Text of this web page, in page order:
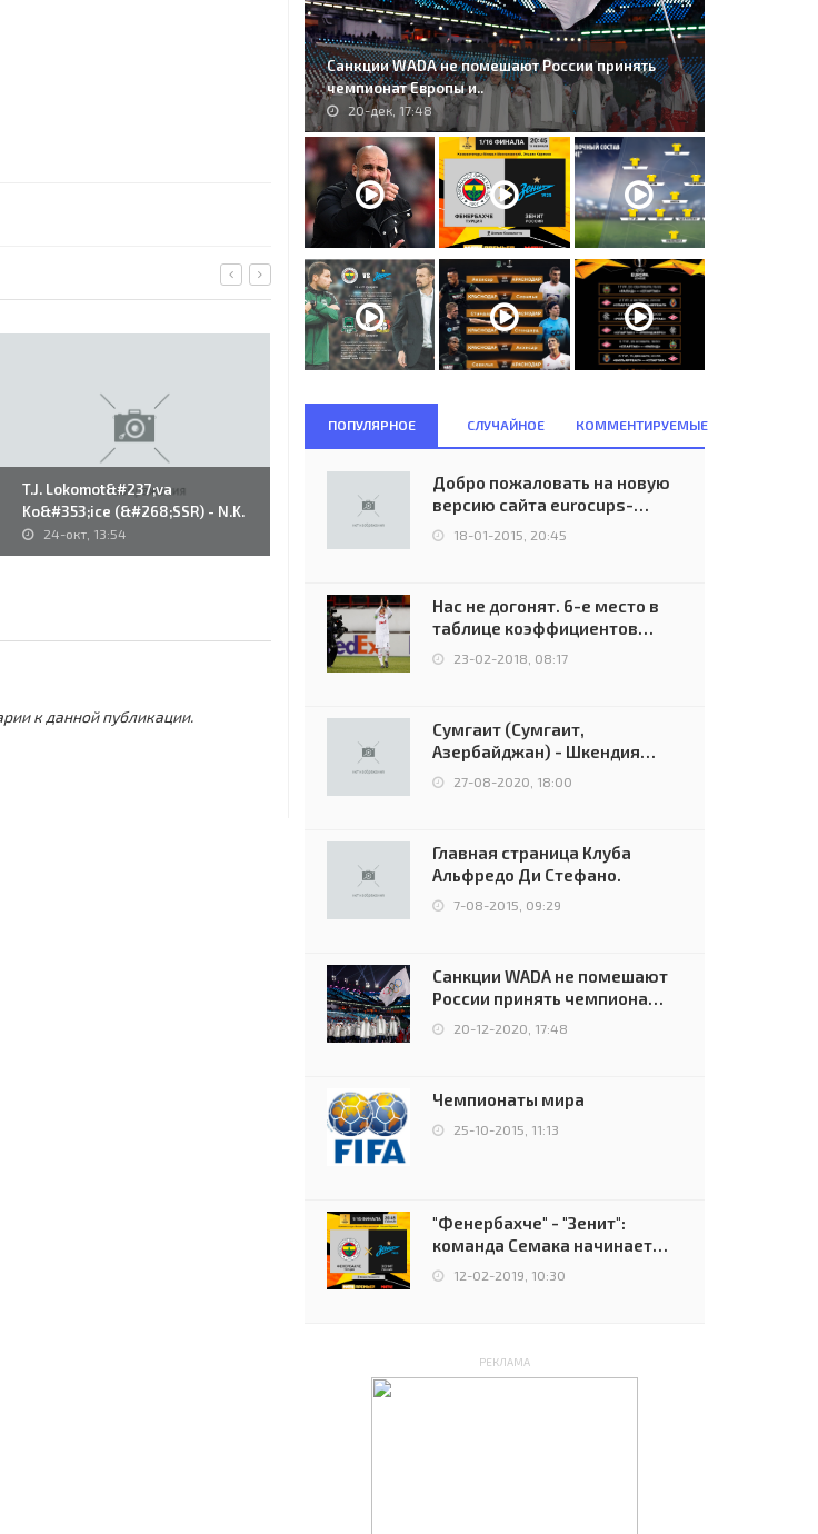
T.J. Lokomot&#237;va
Ko&#353;ice (&#268;SSR) - N.K.
Rijeka..
24-окт, 13:54
60. Grasshoppers Z&#252;rich
(SUI) - Olympique Lyon (FRA)..
20. FC Vaduz (LIE) - College
Europa FC (GIB) 3:0..
к данной публикации.
Санкции WADA не помешают России принять
чемпионат Европы и..
20-дек, 17:48
ПОПУЛЯРНОЕ СЛУЧАЙНОЕ КОММЕНТИРУЕМЫЕ
Добро пожаловать на новую
версию сайта eurocups-
uefa.ru
18-01-2015, 20:45
Нас не догонят. 6-е место в
таблице коэффициентов
УЕФА остаётся за Россией
23-02-2018, 08:17
Сумгаит (Сумгаит,
Азербайджан) - Шкендия
(Тетово, Северная
Македония) - 0:2 (0:0)
27-08-2020, 18:00
Главная страница Клуба
Альфредо Ди Стефано.
7-08-2015, 09:29
Санкции WADA не помешают
России принять чемпионат
Европы и финал Лиги
чемпионов.
20-12-2020, 17:48
Чемпионаты мира
25-10-2015, 11:13
"Фенербахче" - "Зенит":
команда Семака начинает
путь в плей-офф Лиги
12-02-2019, 10:30
РЕКЛАМА